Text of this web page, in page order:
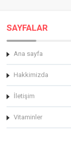
SAYFALAR
Ana sayfa
Hakkimizda
İletişim
Vitaminler